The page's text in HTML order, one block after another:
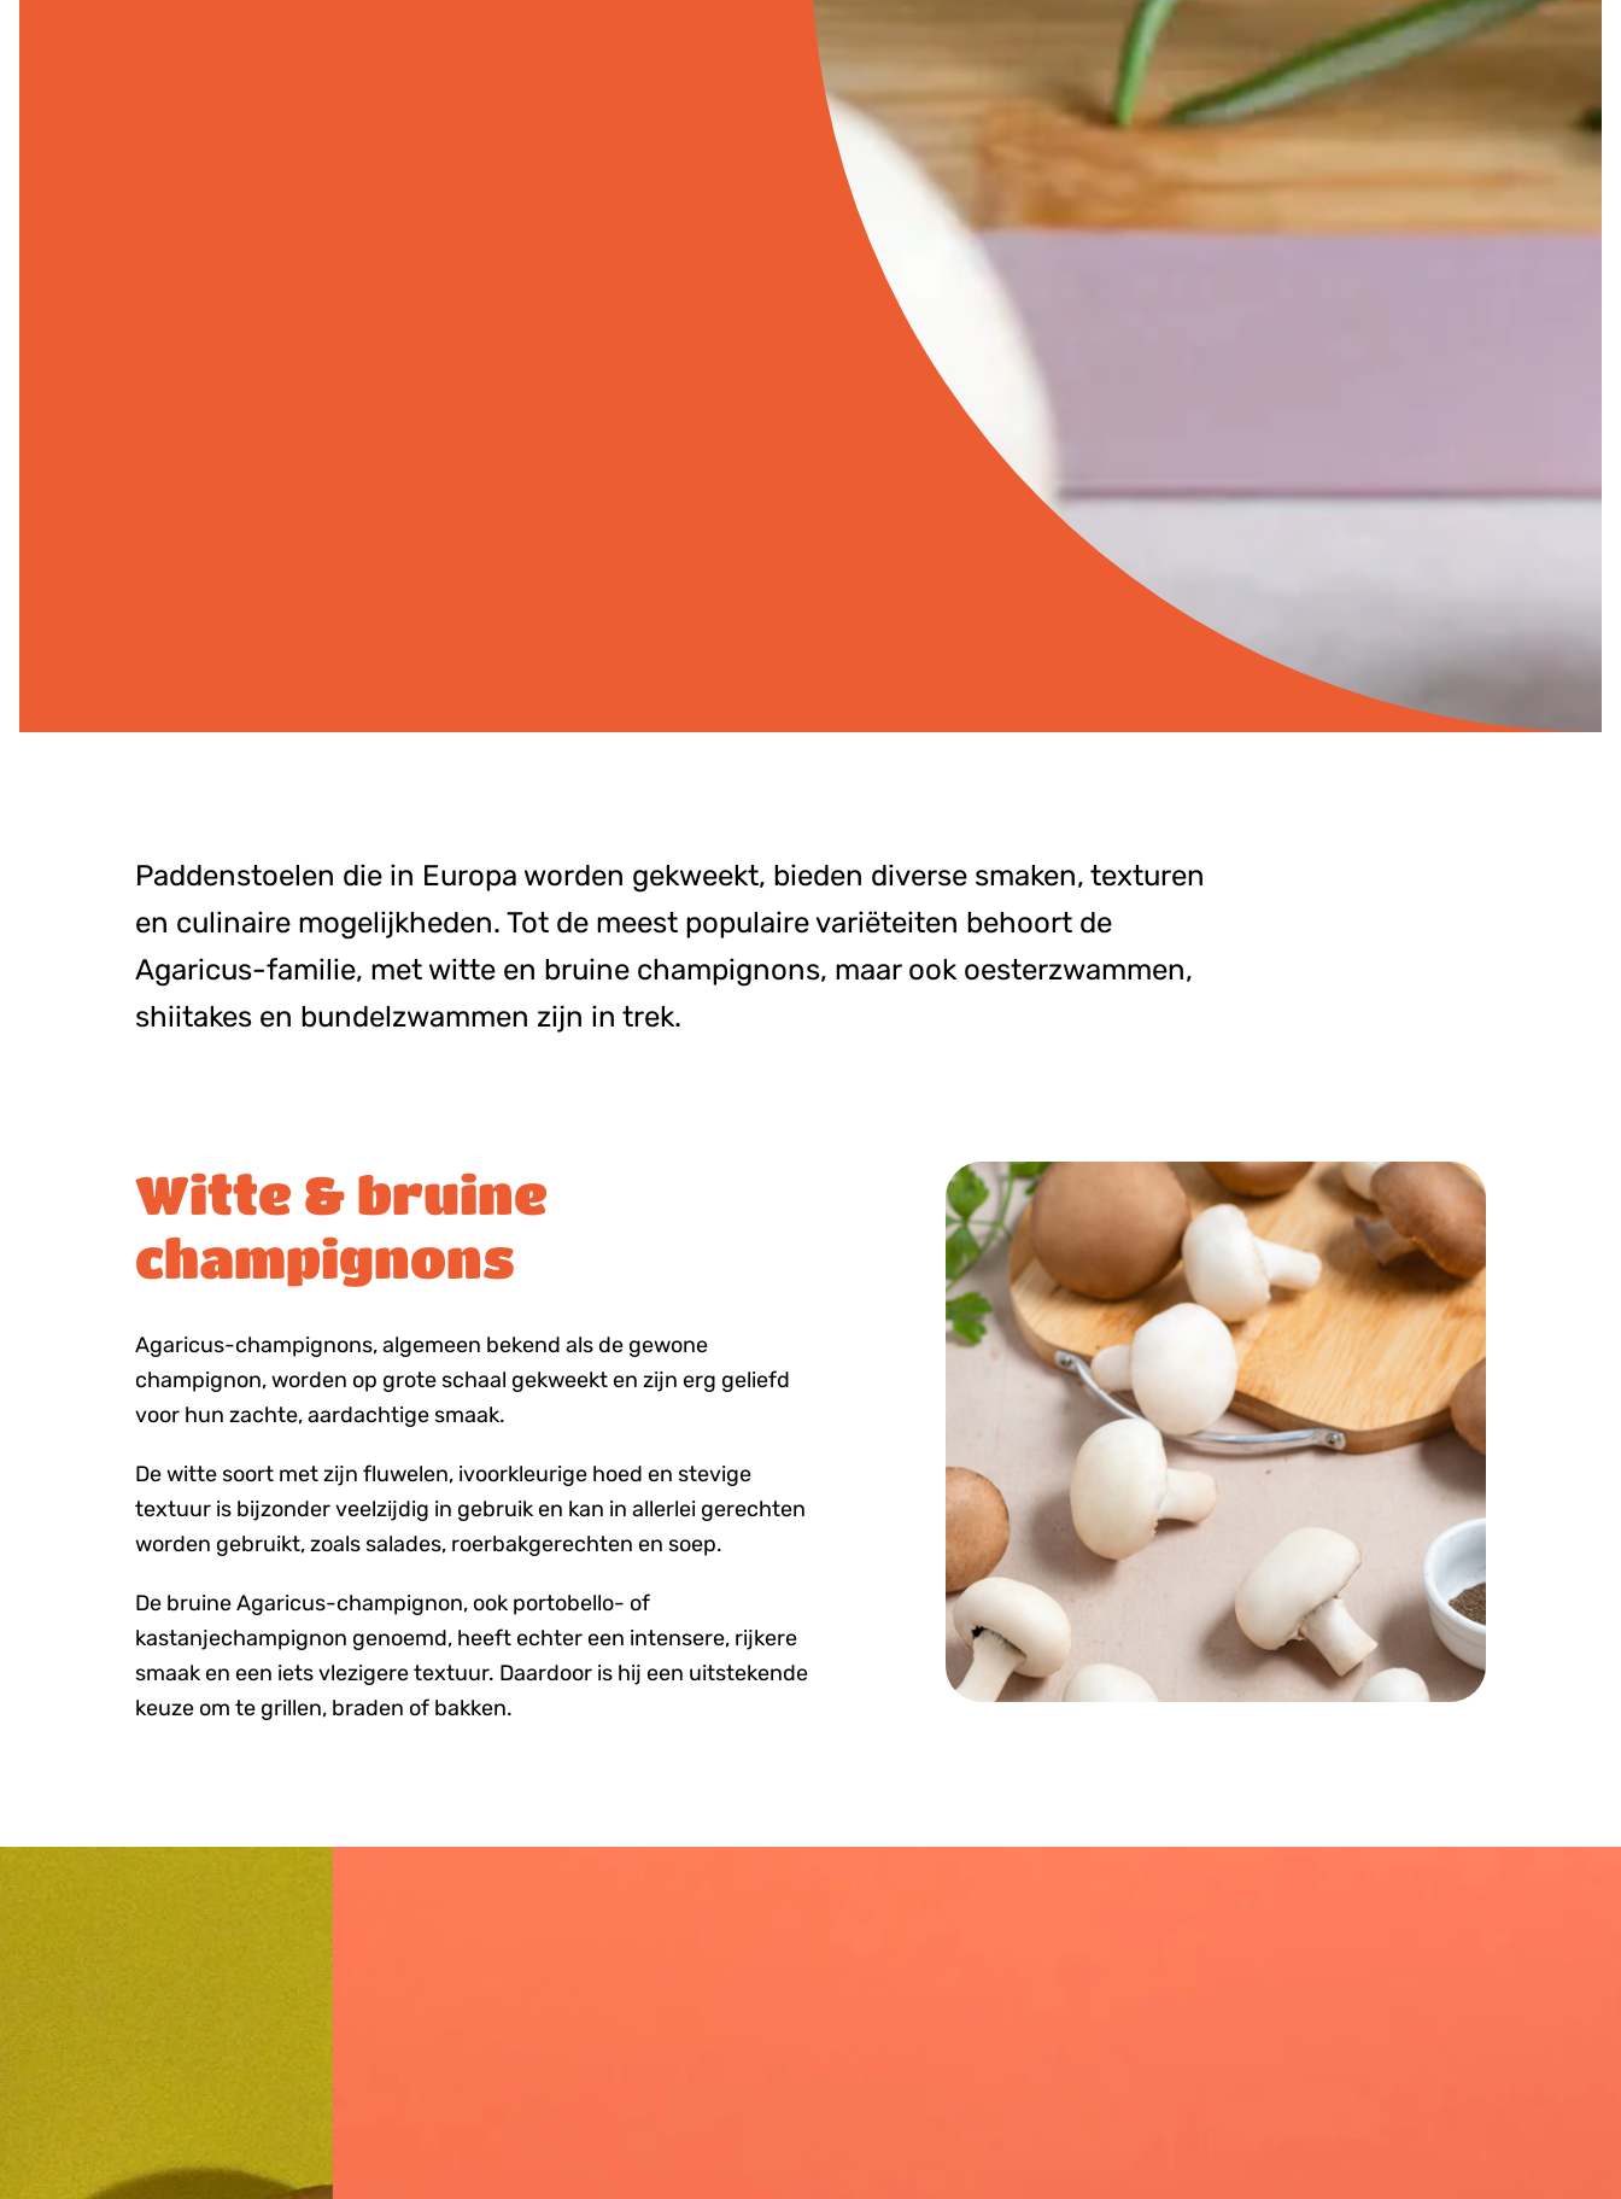
Paddenstoelen die in Europa worden gekweekt, bieden diverse smaken, texturen
en culinaire mogelijkheden. Tot de meest populaire variëteiten behoort de
Agaricus-familie, met witte en bruine champignons, maar ook oesterzwammen,
shiitakes en bundelzwammen zijn in trek.
Witte & bruine
champignons
Agaricus-champignons, algemeen bekend als de gewone
champignon, worden op grote schaal gekweekt en zijn erg geliefd
voor hun zachte, aardachtige smaak.
De witte soort met zijn fluwelen, ivoorkleurige hoed en stevige
textuur is bijzonder veelzijdig in gebruik en kan in allerlei gerechten
worden gebruikt, zoals salades, roerbakgerechten en soep.
De bruine Agaricus-champignon, ook portobello- of
kastanjechampignon genoemd, heeft echter een intensere, rijkere
smaak en een iets vlezigere textuur. Daardoor is hij een uitstekende
keuze om te grillen, braden of bakken.